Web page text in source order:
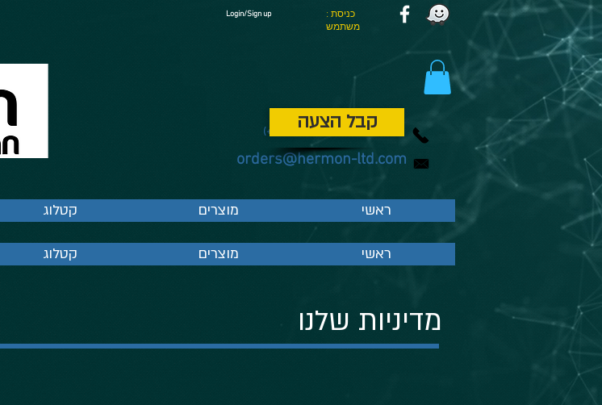
orders@hermon-ltd.com
(+972) 077 - 22 00 221
Login/Sign up
: כניסת
משתמש
קטלוג מוצרים ראשי
קבל הצעה
קטלוג מוצרים ראשי
מדיניות שלנו